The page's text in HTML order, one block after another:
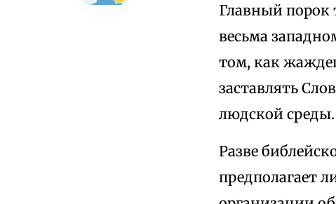
Главный порок
весьма
том, как
заставлять
людской среды.
Разве
предполагает